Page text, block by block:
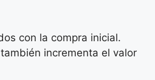
con la compra inicial.
incrementa el valor